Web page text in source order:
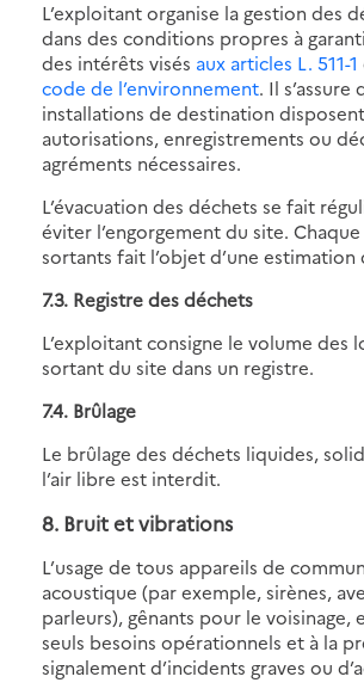
L’exploitant organise la gestion des
dans des conditions propres à
des intérêts visés aux articles L. 511-1
code de l’environnement. Il s’assure
installations de destination
autorisations, enregistrements ou
agréments nécessaires.
L’évacuation des déchets se fait
éviter l’engorgement du site.
sortants fait l’objet d’une estimation
7.3. Registre des déchets
L’exploitant consigne le volume des
sortant du site dans un registre.
7.4. Brûlage
Le brûlage des déchets liquides,
l’air libre est interdit.
8. Bruit et vibrations
L’usage de tous appareils de
acoustique (par exemple, sirènes,
parleurs), gênants pour le voisinage,
seuls besoins opérationnels et à la
signalement d’incidents graves ou